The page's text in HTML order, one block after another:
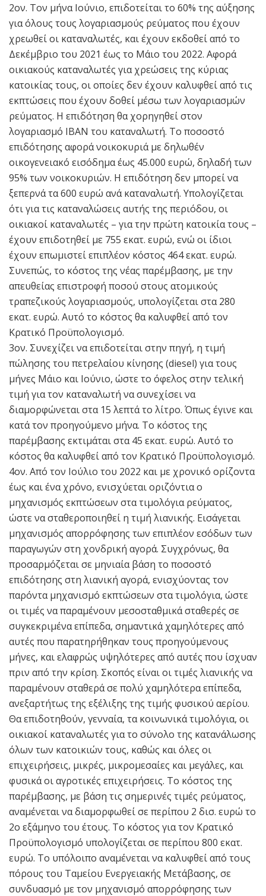
2ον. Τον μήνα Ιούνιο, επιδοτείται το 60% της αύξησης
για όλους τους λογαριασμούς ρεύματος που έχουν
χρεωθεί οι καταναλωτές, και έχουν εκδοθεί από το
Δεκέμβριο του 2021 έως το Μάιο του 2022. Αφορά
οικιακούς καταναλωτές για χρεώσεις της κύριας
κατοικίας τους, οι οποίες δεν έχουν καλυφθεί από τις
εκπτώσεις που έχουν δοθεί μέσω των λογαριασμών
ρεύματος. Η επιδότηση θα χορηγηθεί στον
λογαριασμό IBAN του καταναλωτή. Το ποσοστό
επιδότησης αφορά νοικοκυριά με δηλωθέν
οικογενειακό εισόδημα έως 45.000 ευρώ, δηλαδή των
95% των νοικοκυριών. Η επιδότηση δεν μπορεί να
ξεπερνά τα 600 ευρώ ανά καταναλωτή. Υπολογίζεται
ότι για τις καταναλώσεις αυτής της περιόδου, οι
οικιακοί καταναλωτές – για την πρώτη κατοικία τους –
έχουν επιδοτηθεί με 755 εκατ. ευρώ, ενώ οι ίδιοι
έχουν επωμιστεί επιπλέον κόστος 464 εκατ. ευρώ.
Συνεπώς, το κόστος της νέας παρέμβασης, με την
απευθείας επιστροφή ποσού στους ατομικούς
τραπεζικούς λογαριασμούς, υπολογίζεται στα 280
εκατ. ευρώ. Αυτό το κόστος θα καλυφθεί από τον
Κρατικό Προϋπολογισμό.
3ον. Συνεχίζει να επιδοτείται στην πηγή, η τιμή
πώλησης του πετρελαίου κίνησης (diesel) για τους
μήνες Μάιο και Ιούνιο, ώστε το όφελος στην τελική
τιμή για τον καταναλωτή να συνεχίσει να
διαμορφώνεται στα 15 λεπτά το λίτρο. Όπως έγινε και
κατά τον προηγούμενο μήνα. Το κόστος της
παρέμβασης εκτιμάται στα 45 εκατ. ευρώ. Αυτό το
κόστος θα καλυφθεί από τον Κρατικό Προϋπολογισμό.
4ον. Από τον Ιούλιο του 2022 και με χρονικό ορίζοντα
έως και ένα χρόνο, ενισχύεται οριζόντια ο
μηχανισμός εκπτώσεων στα τιμολόγια ρεύματος,
ώστε να σταθεροποιηθεί η τιμή λιανικής. Εισάγεται
μηχανισμός απορρόφησης των επιπλέον εσόδων των
παραγωγών στη χονδρική αγορά. Συγχρόνως, θα
προσαρμόζεται σε μηνιαία βάση το ποσοστό
επιδότησης στη λιανική αγορά, ενισχύοντας τον
παρόντα μηχανισμό εκπτώσεων στα τιμολόγια, ώστε
οι τιμές να παραμένουν μεσοσταθμικά σταθερές σε
συγκεκριμένα επίπεδα, σημαντικά χαμηλότερες από
αυτές που παρατηρήθηκαν τους προηγούμενους
μήνες, και ελαφρώς υψηλότερες από αυτές που ίσχυαν
πριν από την κρίση. Σκοπός είναι οι τιμές λιανικής να
παραμένουν σταθερά σε πολύ χαμηλότερα επίπεδα,
ανεξαρτήτως της εξέλιξης της τιμής φυσικού αερίου.
Θα επιδοτηθούν, γενναία, τα κοινωνικά τιμολόγια, οι
οικιακοί καταναλωτές για το σύνολο της κατανάλωσης
όλων των κατοικιών τους, καθώς και όλες οι
επιχειρήσεις, μικρές, μικρομεσαίες και μεγάλες, και
φυσικά οι αγροτικές επιχειρήσεις. Το κόστος της
παρέμβασης, με βάση τις σημερινές τιμές ρεύματος,
αναμένεται να διαμορφωθεί σε περίπου 2 δισ. ευρώ το
2ο εξάμηνο του έτους. Το κόστος για τον Κρατικό
Προϋπολογισμό υπολογίζεται σε περίπου 800 εκατ.
ευρώ. Το υπόλοιπο αναμένεται να καλυφθεί από τους
πόρους του Ταμείου Ενεργειακής Μετάβασης, σε
συνδυασμό με τον μηχανισμό απορρόφησης των